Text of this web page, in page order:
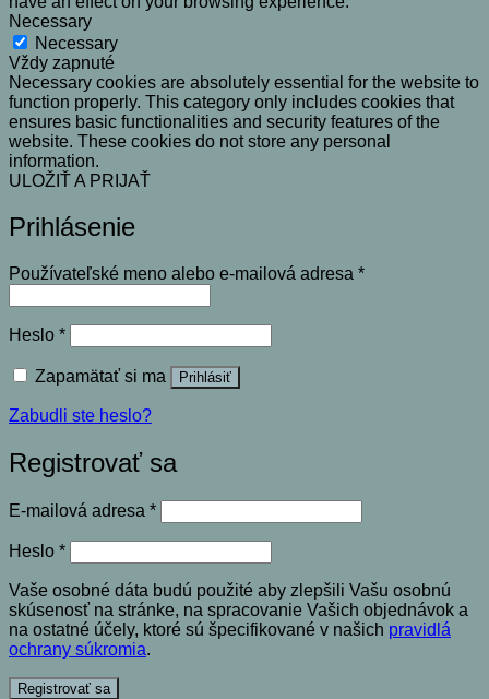
Necessary
Necessary
Vždy zapnuté
Necessary cookies are absolutely essential for the website to
function properly. This category only includes cookies that
ensures basic functionalities and security features of the
website. These cookies do not store any personal
information.
ULOŽIŤ A PRIJAŤ
Prihlásenie
Používateľské meno alebo e-mailová adresa *Povinné
Heslo *Povinné
Zapamätať si ma Prihlásiť
Zabudli ste heslo?
Registrovať sa
E-mailová adresa *Povinné
Heslo *Povinné
Vaše osobné dáta budú použité aby zlepšili Vašu osobnú
skúsenosť na stránke, na spracovanie Vašich objednávok a
na ostatné účely, ktoré sú špecifikované v našich pravidlá
ochrany súkromia.
Registrovať sa